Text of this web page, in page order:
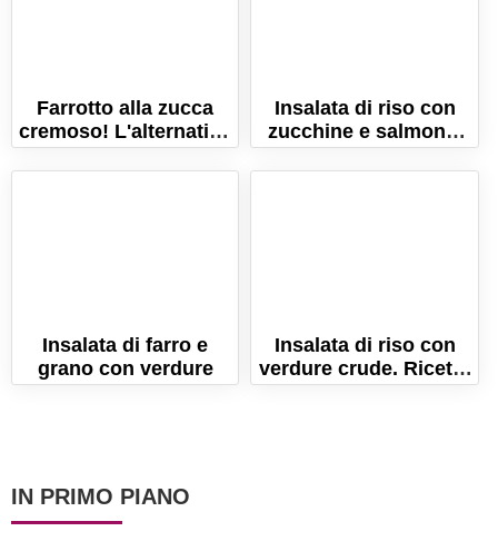
Farrotto alla zucca
cremoso! L'alternativa
rustica e nutriente al
risotto!
Insalata di riso con
zucchine e salmone.
La ricetta veloce e
buonissima!
Insalata di farro e
grano con verdure
Insalata di riso con
verdure crude. Ricetta
per un primo piatto
IN PRIMO PIANO